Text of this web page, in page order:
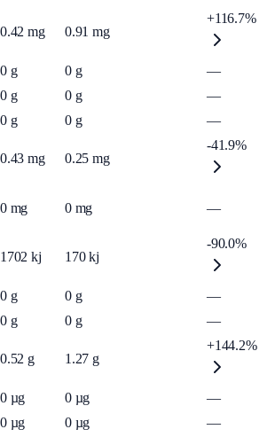
0.42 mg 0.91 mg
+116.7%
0 g 0 g
—
0 g 0 g
—
0 g 0 g
—
0.43 mg 0.25 mg
-41.9%
0 mg 0 mg —
1702 kj 170 kj
-90.0%
0 g 0 g
—
0 g 0 g —
0.52 g 1.27 g
+144.2%
0 µg 0 µg
—
0 µg 0 µg —